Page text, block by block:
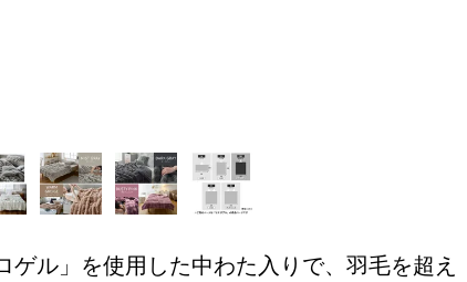
ル」を使用した中わた入りで、羽毛を超え